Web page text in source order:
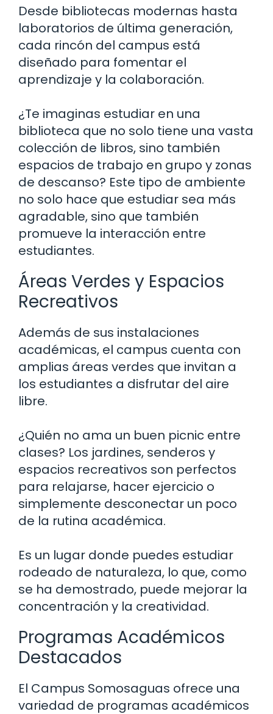
Desde bibliotecas modernas hasta
laboratorios de última generación,
cada rincón del campus está
diseñado para fomentar el
aprendizaje y la colaboración.
¿Te imaginas estudiar en una
biblioteca que no solo tiene una vasta
colección de libros, sino también
espacios de trabajo en grupo y zonas
de descanso? Este tipo de ambiente
no solo hace que estudiar sea más
agradable, sino que también
promueve la interacción entre
estudiantes.
Áreas Verdes y Espacios
Recreativos
Además de sus instalaciones
académicas, el campus cuenta con
amplias áreas verdes que invitan a
los estudiantes a disfrutar del aire
libre.
¿Quién no ama un buen picnic entre
clases? Los jardines, senderos y
espacios recreativos son perfectos
para relajarse, hacer ejercicio o
simplemente desconectar un poco
de la rutina académica.
Es un lugar donde puedes estudiar
rodeado de naturaleza, lo que, como
se ha demostrado, puede mejorar la
concentración y la creatividad.
Programas Académicos
Destacados
El Campus Somosaguas ofrece una
variedad de programas académicos